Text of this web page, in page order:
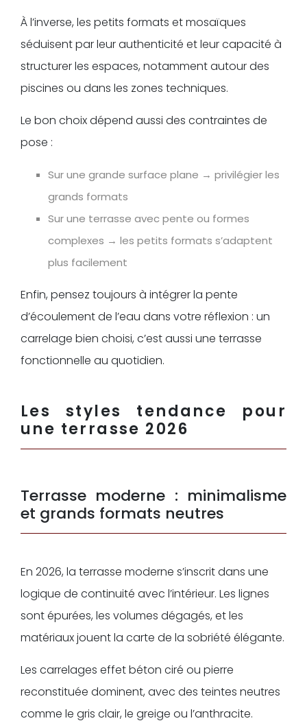
À l’inverse, les petits formats et mosaïques
séduisent par leur authenticité et leur capacité à
structurer les espaces, notamment autour des
piscines ou dans les zones techniques.
Le bon choix dépend aussi des contraintes de
pose :
Sur une grande surface plane → privilégier les
grands formats
Sur une terrasse avec pente ou formes
complexes → les petits formats s’adaptent
plus facilement
Enfin, pensez toujours à intégrer la pente
d’écoulement de l’eau dans votre réflexion : un
carrelage bien choisi, c’est aussi une terrasse
fonctionnelle au quotidien.
Les styles tendance pour
une terrasse 2026
Terrasse moderne : minimalisme
et grands formats neutres
En 2026, la terrasse moderne s’inscrit dans une
logique de continuité avec l’intérieur. Les lignes
sont épurées, les volumes dégagés, et les
matériaux jouent la carte de la sobriété élégante.
Les carrelages effet béton ciré ou pierre
reconstituée dominent, avec des teintes neutres
comme le gris clair, le greige ou l’anthracite.